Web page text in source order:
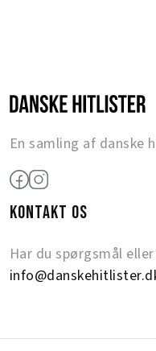
En samling af danske
KONTAKT OS
Har du spørgsmål